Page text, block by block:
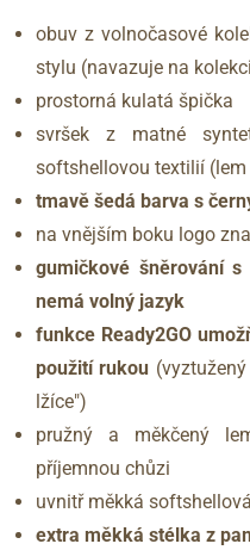
obuv z volnočasové
stylu (navazuje na
prostorná kulatá špička
svršek z matné
softshellovou textilií (lem
tmavě šedá barva s
na vnějším boku logo
gumičkové šněrování
nemá volný jazyk
funkce Ready2GO
použití rukou
lžíce")
pružný a měkčený
příjemnou chůzi
uvnitř měkká
extra měkká stélka z